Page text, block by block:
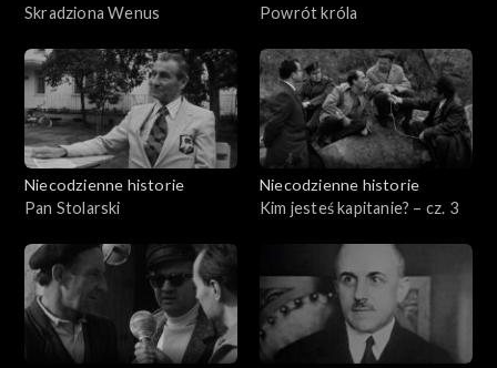
Skradziona Wenus
Powrót króla
Niecodzienne historie
Pan Stolarski
Niecodzienne historie
Kim jesteś kapitanie? – cz. 3